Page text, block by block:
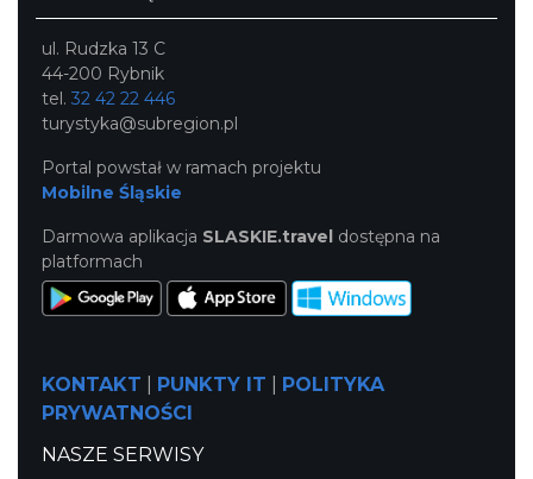
ul. Rudzka 13 C
44-200 Rybnik
tel. 32 42 22 446
turystyka@subregion.pl
Portal powstał w ramach projektu
Mobilne Śląskie
Darmowa aplikacja SLASKIE.travel dostępna na
platformach
KONTAKT PUNKTY IT
POLITYKA
PRYWATNOŚCI
NASZE SERWISY